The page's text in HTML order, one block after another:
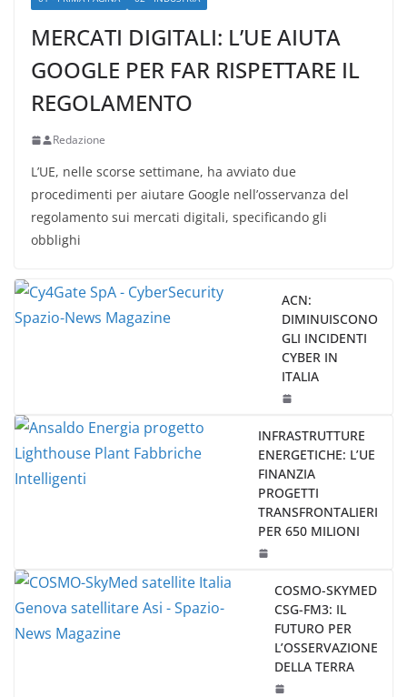
MERCATI DIGITALI: L’UE AIUTA
GOOGLE PER FAR RISPETTARE IL
REGOLAMENTO
Redazione
L’UE, nelle scorse settimane, ha avviato due
procedimenti per aiutare Google nell’osservanza del
regolamento sui mercati digitali, specificando gli
obblighi
ACN:
DIMINUISCONO
GLI INCIDENTI
CYBER IN
ITALIA
INFRASTRUTTURE
ENERGETICHE: L’UE
FINANZIA
PROGETTI
TRANSFRONTALIERI
PER 650 MILIONI
COSMO-SKYMED
CSG-FM3: IL
FUTURO PER
L’OSSERVAZIONE
DELLA TERRA